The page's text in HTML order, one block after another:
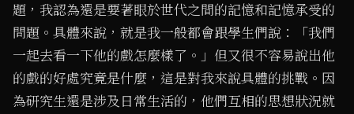
題，我認為還是要著眼於世代之間的記憶和記憶承受的
問題。具體來說，就是我一般都會跟學生們說：「我們
一起去看一下他的戲怎麼樣了。」但又很不容易說出他
的戲的好處究竟是什麼，這是對我來說具體的挑戰。因
為研究生還是涉及日常生活的，他們互相的思想狀況就